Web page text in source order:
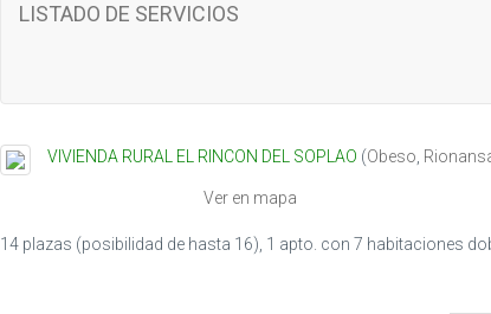
LISTADO DE SERVICIOS
VIVIENDA RURAL EL RINCON DEL SOPLAO (Obeso
Ver en mapa
14 plazas (posibilidad de hasta 16), 1 apto. con 7 habitaciones